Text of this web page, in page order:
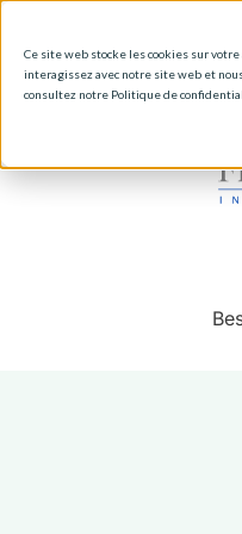
Ce site web stocke les cookies sur
interagissez avec notre site web et
consultez notre Politique de